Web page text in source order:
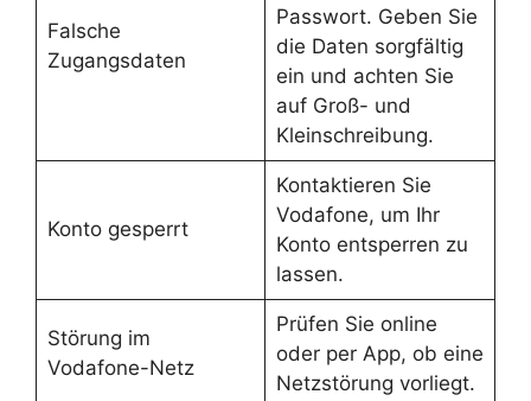
Falsche
Zugangsdaten
Passwort. Geben Sie
die Daten sorgfältig
ein und achten Sie
auf Groß- und
Kleinschreibung.
Konto gesperrt
Kontaktieren Sie
Vodafone, um Ihr
Konto entsperren zu
lassen.
Störung im
Vodafone-Netz
Prüfen Sie online
oder per App, ob eine
Netzstörung vorliegt.